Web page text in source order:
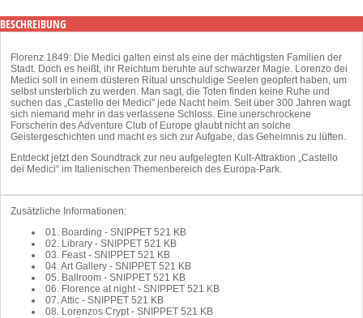
BESCHREIBUNG
Florenz 1849: Die Medici galten einst als eine der mächtigsten Familien der
Stadt. Doch es heißt, ihr Reichtum beruhte auf schwarzer Magie. Lorenzo dei
Medici soll in einem düsteren Ritual unschuldige Seelen geopfert haben, um
selbst unsterblich zu werden. Man sagt, die Toten finden keine Ruhe und
suchen das „Castello dei Medici" jede Nacht heim. Seit über 300 Jahren wagt
sich niemand mehr in das verlassene Schloss. Eine unerschrockene
Forscherin des Adventure Club of Europe glaubt nicht an solche
Geistergeschichten und macht es sich zur Aufgabe, das Geheimnis zu lüften.
Entdeckt jetzt den Soundtrack zur neu aufgelegten Kult-Attraktion „Castello
dei Medici“ im Italienischen Themenbereich des Europa-Park.
Zusätzliche Informationen:
01. Boarding - SNIPPET 521 KB
02. Library - SNIPPET 521 KB
03. Feast - SNIPPET 521 KB
04. Art Gallery - SNIPPET 521 KB
05. Ballroom - SNIPPET 521 KB
06. Florence at night - SNIPPET 521 KB
07. Attic - SNIPPET 521 KB
08. Lorenzos Crypt - SNIPPET 521 KB